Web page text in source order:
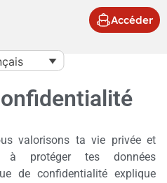
Accéder
valorisons ta vie privée et
à protéger tes données
de confidentialité explique